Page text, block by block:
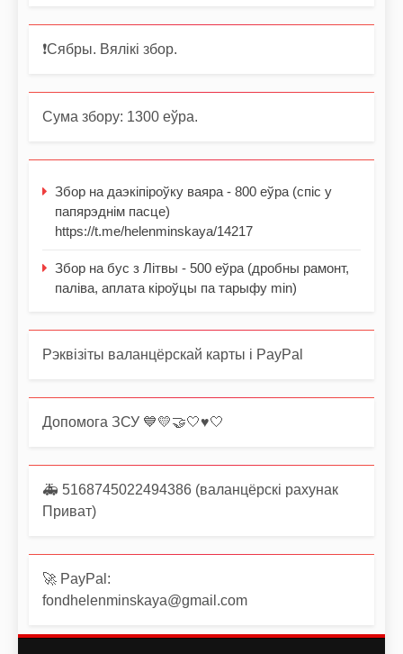
❗️Сябры. Вялікі збор.
Сума збору: 1300 еўра.
Збор на даэкіпіроўку ваяра - 800 еўра (спіс у
папярэднім пасце)
https://t.me/helenminskaya/14217
Збор на бус з Літвы - 500 еўра (дробны рамонт,
паліва, аплата кіроўцы па тарыфу min)
Рэквізіты валанцёрскай карты і PayPal
Допомога ЗСУ 💙💛🤝🤍♥️🤍
🚑 5168745022494386 (валанцёрскі рахунак
Приват)
🚀 PayPal:
fondhelenminskaya@gmail.com